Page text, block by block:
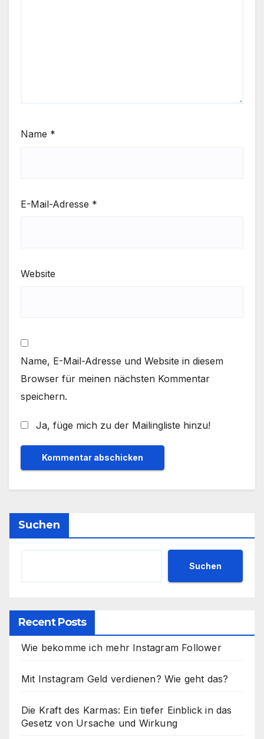
Name *
E-Mail-Adresse *
Website
Name, E-Mail-Adresse und Website in diesem
Browser für meinen nächsten Kommentar
speichern.
Ja, füge mich zu der Mailingliste hinzu!
Suchen
Suchen
Recent Posts
Wie bekomme ich mehr Instagram Follower
Mit Instagram Geld verdienen? Wie geht das?
Die Kraft des Karmas: Ein tiefer Einblick in das
Gesetz von Ursache und Wirkung